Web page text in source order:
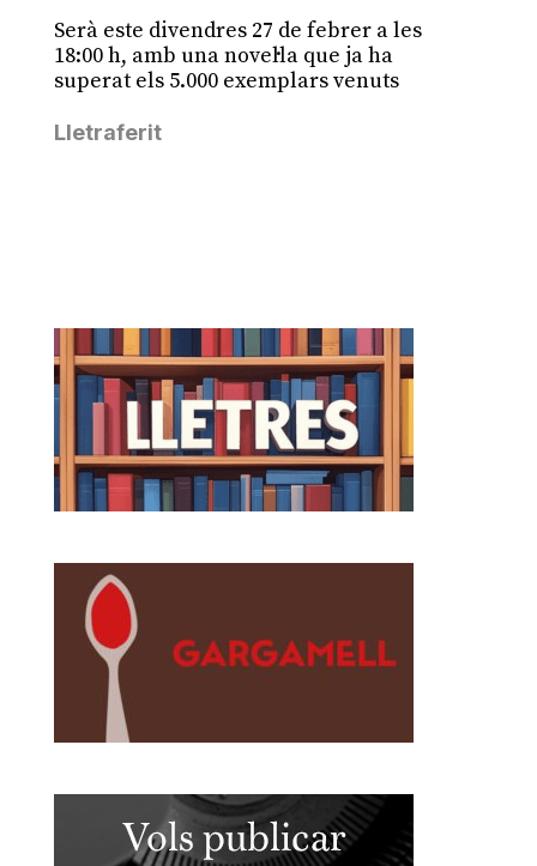
Serà este divendres 27 de febrer a les
18:00 h, amb una novel·la que ja ha
superat els 5.000 exemplars venuts
Lletraferit